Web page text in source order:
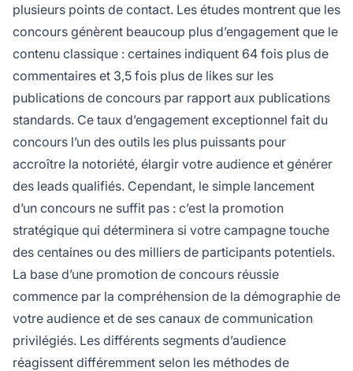
plusieurs points de contact. Les études montrent que les
concours génèrent beaucoup plus d’engagement que le
contenu classique : certaines indiquent 64 fois plus de
commentaires et 3,5 fois plus de likes sur les
publications de concours par rapport aux publications
standards. Ce taux d’engagement exceptionnel fait du
concours l’un des outils les plus puissants pour
accroître la notoriété, élargir votre audience et générer
des leads qualifiés. Cependant, le simple lancement
d’un concours ne suffit pas : c’est la promotion
stratégique qui déterminera si votre campagne touche
des centaines ou des milliers de participants potentiels.
La base d’une promotion de concours réussie
commence par la compréhension de la démographie de
votre audience et de ses canaux de communication
privilégiés. Les différents segments d’audience
réagissent différemment selon les méthodes de